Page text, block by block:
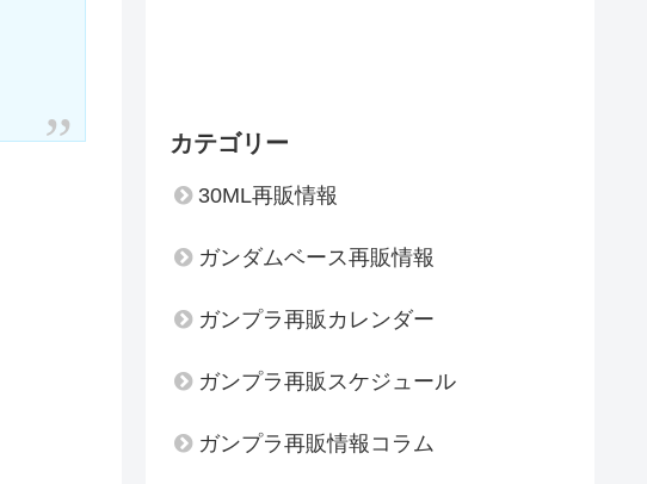
カテゴリー
30ML再販情報
ガンダムベース再販情報
ガンプラ再販カレンダー
ガンプラ再販スケジュール
ガンプラ再販情報コラム